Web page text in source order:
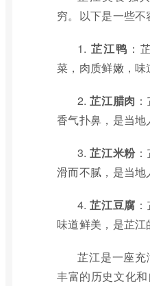
穷。以下是一些不
1. 芷江鸭 ：
菜，肉质鲜嫩，味
2.芷江腊肉
香气扑鼻，是当地
3.芷江米粉
滑而不腻，是当地
4.芷江豆腐
味道鲜美，是芷江
芷江是一座
丰富的历史文化